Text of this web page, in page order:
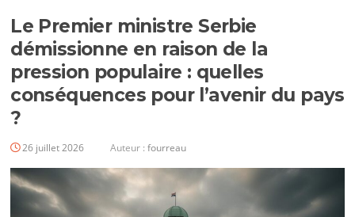
Le Premier ministre Serbie
démissionne en raison de la
pression populaire : quelles
conséquences pour l’avenir du pays
?
26 juillet 2026 Auteur :fourreau